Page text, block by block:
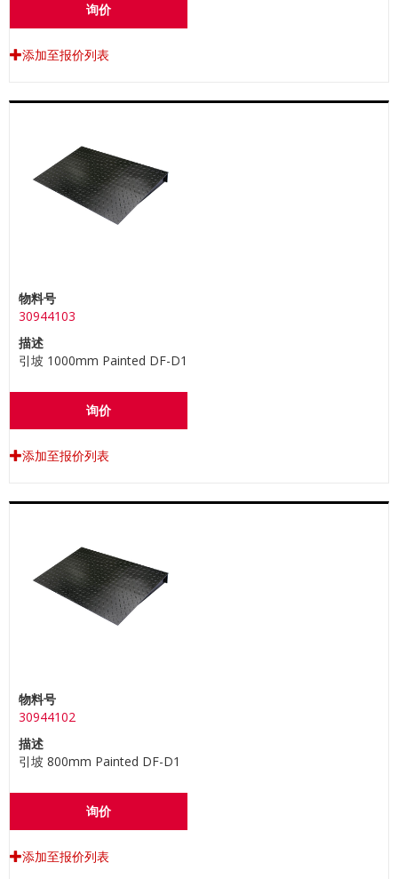
询价
添加至报价列表
物料号
30944103
描述
引坡 1000mm Painted DF-D1
询价
添加至报价列表
物料号
30944102
描述
引坡 800mm Painted DF-D1
询价
添加至报价列表